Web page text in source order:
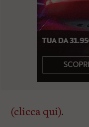
(clicca qui).